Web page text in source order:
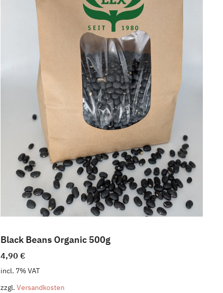
Black Beans Organic 500g
4,90 €
incl. 7% VAT
zzgl. Versandkosten